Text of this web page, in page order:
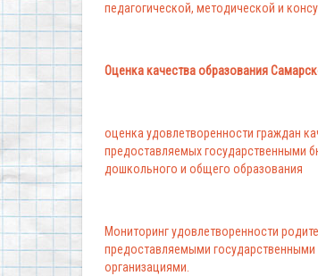
педагогической, методической и
Оценка качества образования
оценка удовлетворенности граждан
предоставляемых государственными
дошкольного и общего образования
Мониторинг удовлетворенности
предоставляемыми
организациями.